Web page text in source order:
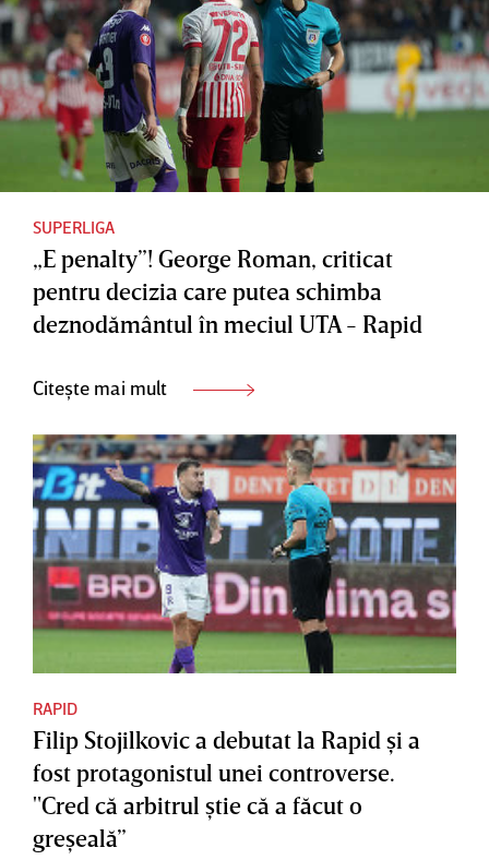
SUPERLIGA
„E penalty”! George Roman, criticat
pentru decizia care putea schimba
deznodământul în meciul UTA - Rapid
Citește mai mult
RAPID
Filip Stojilkovic a debutat la Rapid şi a
fost protagonistul unei controverse.
"Cred că arbitrul ştie că a făcut o
greşeală”